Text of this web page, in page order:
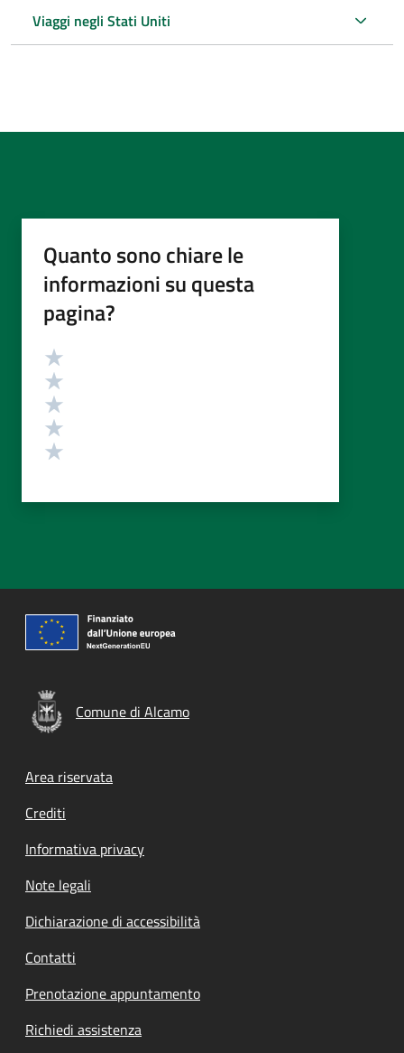
Viaggi negli Stati Uniti
Quanto sono chiare le
informazioni su questa
pagina?
Valutazione
Comune di Alcamo
Footer menu
Area riservata
Crediti
Informativa privacy
Note legali
Dichiarazione di accessibilità
Contatti
Prenotazione appuntamento
Richiedi assistenza